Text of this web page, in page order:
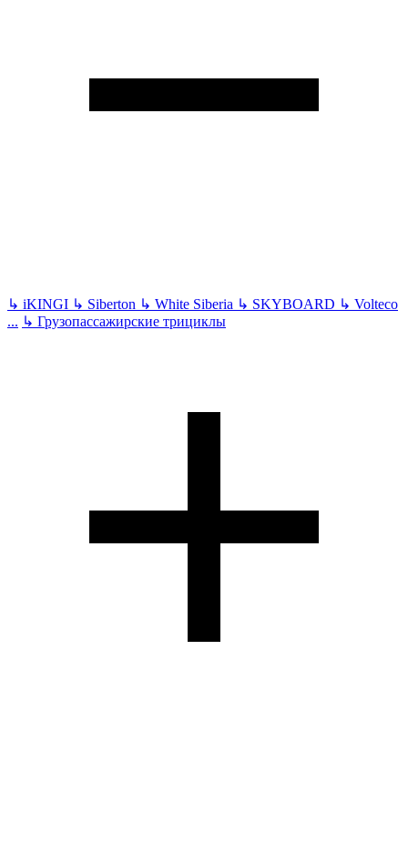
↳ iKINGI ↳ Siberton ↳ White Siberia ↳ SKYBOARD ↳ Volteco
... ↳ Грузопассажирские трициклы